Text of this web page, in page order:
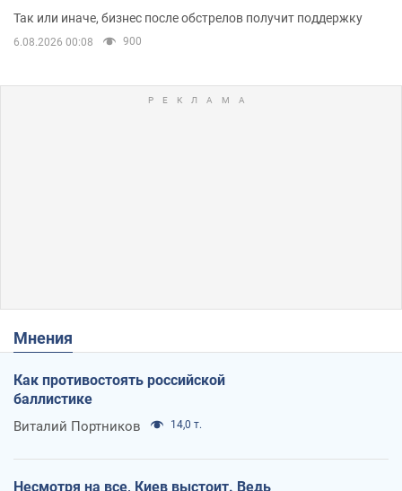
помещениям
Так или иначе, бизнес после обстрелов получит поддержку
6.08.2026 00:08 900
Мнения
Как противостоять российской
баллистике
Виталий Портников 14,0 т.
Несмотря на все, Киев выстоит. Ведь